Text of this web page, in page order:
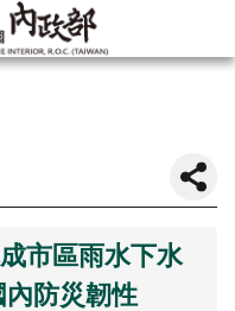
市區雨水下水
防災韌性